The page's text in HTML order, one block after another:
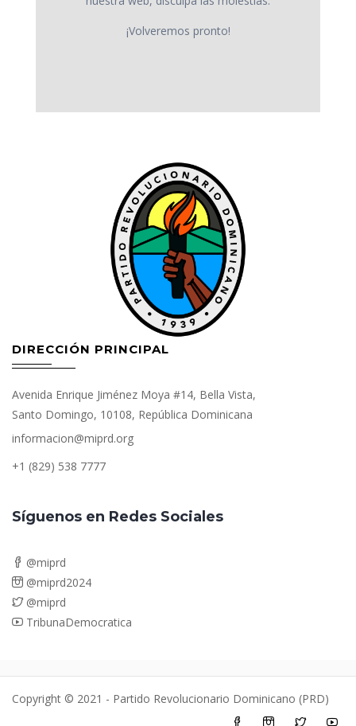
¡Volveremos pronto!
DIRECCIÓN PRINCIPAL
Avenida Enrique Jiménez Moya #14, Bella Vista,
Santo Domingo, 10108, República Dominicana
informacion@miprd.org
+1 (829) 538 7777
Síguenos en Redes Sociales
@miprd
@miprd2024
@miprd
TribunaDemocratica
Copyright © 2021 - Partido Revolucionario Dominicano (PRD)